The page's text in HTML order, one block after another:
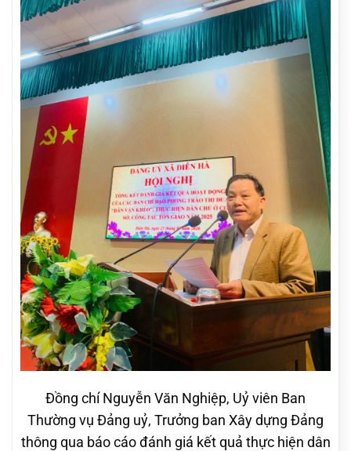
Đồng chí Nguyễn Văn Nghiệp, Uỷ viên Ban
Thường vụ Đảng uỷ, Trưởng ban Xây dựng Đảng
thông qua báo cáo đánh giá kết quả thực hiện dân